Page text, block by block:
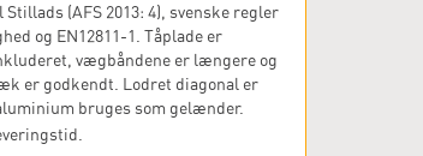
(AFS 2013: 4), svenske regler
og EN12811-1. Tåplade er
vægbåndene er længere og
er godkendt. Lodret diagonal er
bruges som gelænder.